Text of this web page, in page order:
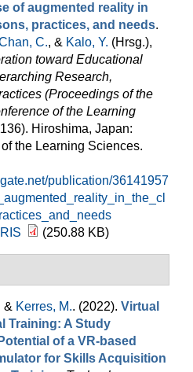
of augmented reality in
practices, and needs.
C., & Kalo, Y. (Hrsg.),
toward Educational
Research,
(Proceedings of the
of the Learning
Hiroshima, Japan:
the Learning Sciences.
publication/36141957
RIS (250.88 KB)
& Kerres, M.. (2022). Virtual
Training: A Study
of a VR-based
for Skills Acquisition